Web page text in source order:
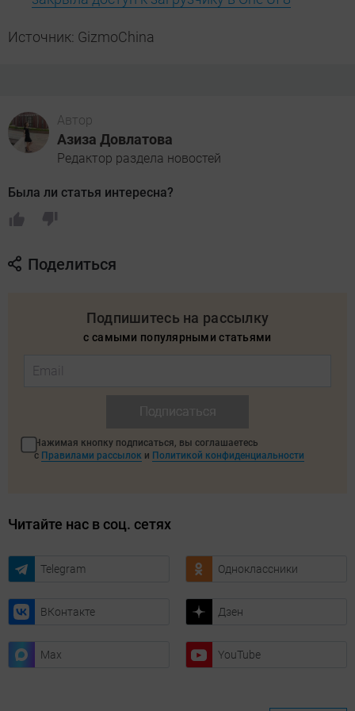
Источник: GizmoChina
Автор
Азиза Довлатова
Редактор раздела новостей
Была ли статья интересна?
Поделиться
Подпишитесь на рассылку
с самыми популярными статьями
Нажимая кнопку подписаться, вы соглашаетесь
с Правилами рассылок и Политикой конфиденциальности
Читайте нас в соц. сетях
Telegram Одноклассники
ВКонтакте Дзен
Max YouTube